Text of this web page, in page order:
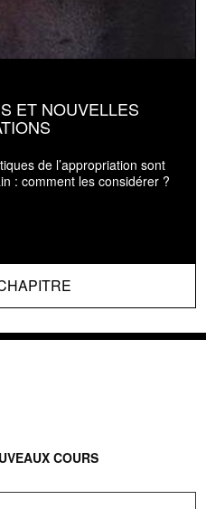
ET NOUVELLES
de l’appropriation sont
: comment les considérer ?
COURS